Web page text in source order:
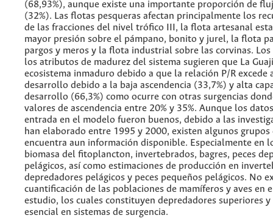
(68,93%), aunque existe una importante proporción de
(32%). Las flotas pesqueras afectan principalmente los
de las fracciones del nivel trófico III, la flota artesanal
mayor presión sobre el pámpano, bonito y jurel, la flota
pargos y meros y la flota industrial sobre las corvinas.
los atributos de madurez del sistema sugieren que La
ecosistema inmaduro debido a que la relación P/R excede
desarrollo debido a la baja ascendencia (33,7%) y alta
desarrollo (66,3%) como ocurre con otras surgencias
valores de ascendencia entre 20% y 35%. Aunque los
entrada en el modelo fueron buenos, debido a las
han elaborado entre 1995 y 2000, existen algunos grupos
encuentra aun información disponible. Especialmente en
biomasa del fitoplancton, invertebrados, bagres, peces
pelágicos, así como estimaciones de producción en
depredadores pelágicos y peces pequeños pelágicos. No
cuantificación de las poblaciones de mamíferos y aves en
estudio, los cuales constituyen depredadores superiores y
esencial en sistemas de surgencia.